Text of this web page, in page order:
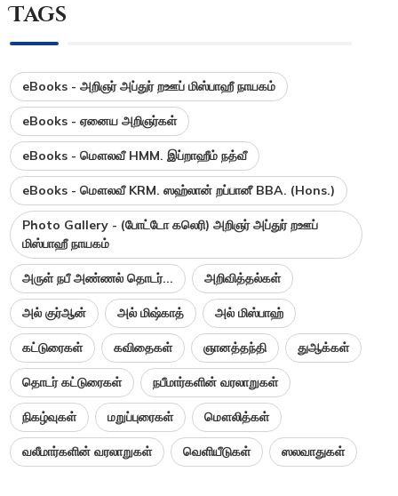
Tags
eBooks - அறிஞர் அப்துர் றஊப் மிஸ்பாஹீ நாயகம்
eBooks - ஏனைய அறிஞர்கள்
eBooks - மௌலவீ HMM. இப்றாஹீம் நத்வீ
eBooks - மௌலவீ KRM. ஸஹ்லான் றப்பானீ BBA. (Hons.)
Photo Gallery - (போட்டோ கலெரி) அறிஞர் அப்துர் றஊப்
மிஸ்பாஹீ நாயகம்
அருள் நபீ அண்ணல் தொடர்... அறிவித்தல்கள்
அல் குர்ஆன் அல் மிஷ்காத் அல் மிஸ்பாஹ்
கட்டுரைகள் கவிதைகள் ஞானத்தந்தி துஆக்கள்
தொடர் கட்டுரைகள் நபீமார்களின் வரலாறுகள்
நிகழ்வுகள் மறுப்புரைகள் மௌலித்கள்
வலீமார்களின் வரலாறுகள் வெளியீடுகள் ஸலவாதுகள்